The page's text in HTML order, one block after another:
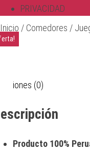
PRIVACIDAD
Inicio / Comedores /
iones (0)
Producto 100%